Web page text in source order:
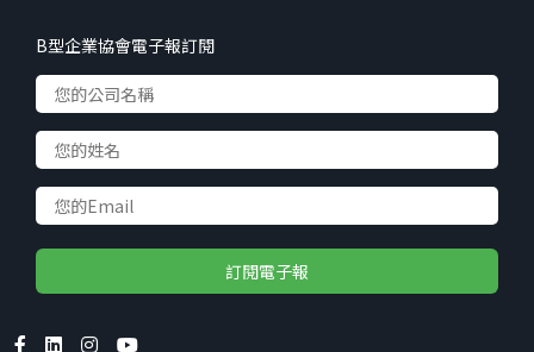
B型企業協會電子報訂閱